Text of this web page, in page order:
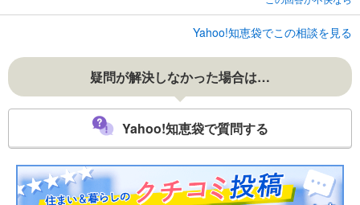
Yahoo!知恵袋でこの相談を見る
疑問が解決しなかった場合は…
Yahoo!知恵袋で質問する